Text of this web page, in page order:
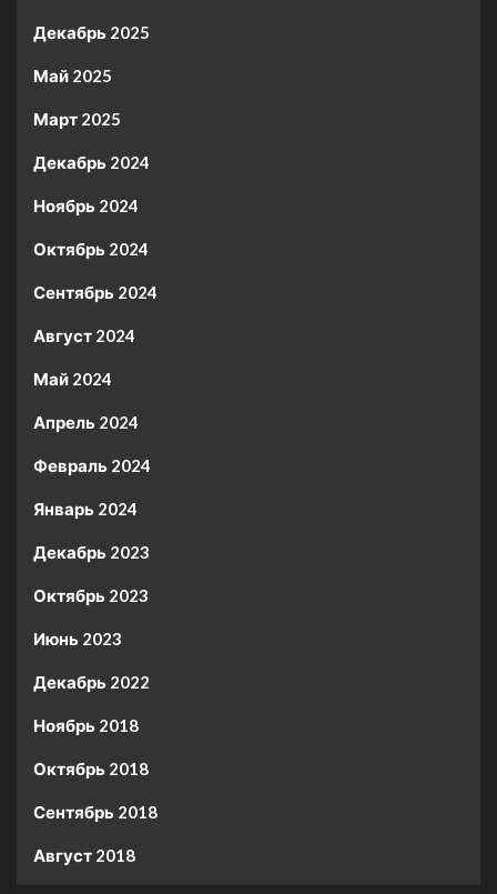
Декабрь 2025
Май 2025
Март 2025
Декабрь 2024
Ноябрь 2024
Октябрь 2024
Сентябрь 2024
Август 2024
Май 2024
Апрель 2024
Февраль 2024
Январь 2024
Декабрь 2023
Октябрь 2023
Июнь 2023
Декабрь 2022
Ноябрь 2018
Октябрь 2018
Сентябрь 2018
Август 2018